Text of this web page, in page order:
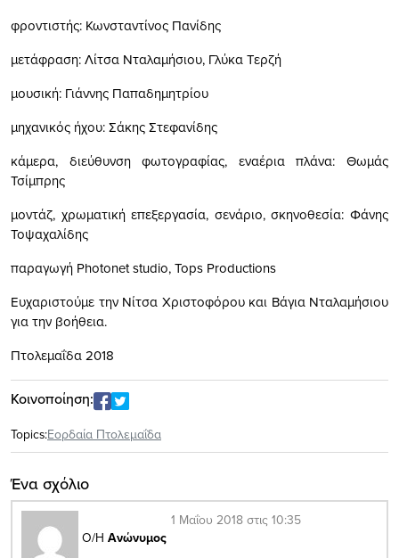
φροντιστής: Κωνσταντίνος Πανίδης
μετάφραση: Λίτσα Νταλαμήσιου, Γλύκα Τερζή
μουσική: Γιάννης Παπαδημητρίου
μηχανικός ήχου: Σάκης Στεφανίδης
κάμερα, διεύθυνση φωτογραφίας, εναέρια πλάνα: Θωμάς
Τσίμπρης
μοντάζ, χρωματική επεξεργασία, σενάριο, σκηνοθεσία: Φάνης
Τοψαχαλίδης
παραγωγή Photonet studio, Tops Productions
Ευχαριστούμε την Νίτσα Χριστοφόρου και Βάγια Νταλαμήσιου
για την βοήθεια.
Πτολεμαΐδα 2018
Κοινοποίηση:
Topics:Εορδαία Πτολεμαΐδα
Ένα σχόλιο
Ο/Η Ανώνυμος
1 Μαΐου 2018 στις 10:35